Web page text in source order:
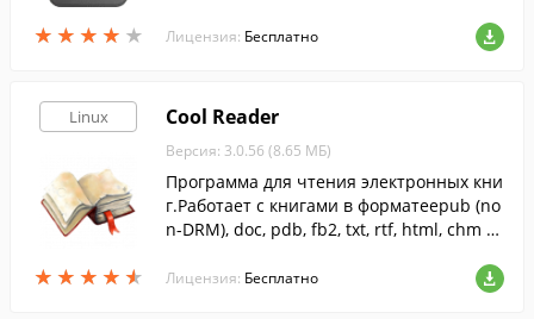
★ ★ ★ ★ ★
★ ★ ★ ★ ★ Лицензия: Бесплатно
Linux
★ ★ ★ ★ ★
★ ★ ★ ★ ★
Cool Reader
Версия: 3.0.56 (8.65 МБ)
Программа для чтения электронных кни
г.Работает с книгами в форматеepub (no
n-DRM), doc, pdb, fb2, txt, rtf, html, chm и
Лицензия: Бесплатно